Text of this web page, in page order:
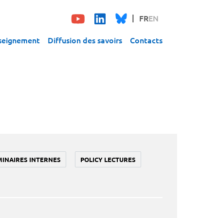
FREN
Diffusion des savoirs Contacts
INTERNES POLICY LECTURES